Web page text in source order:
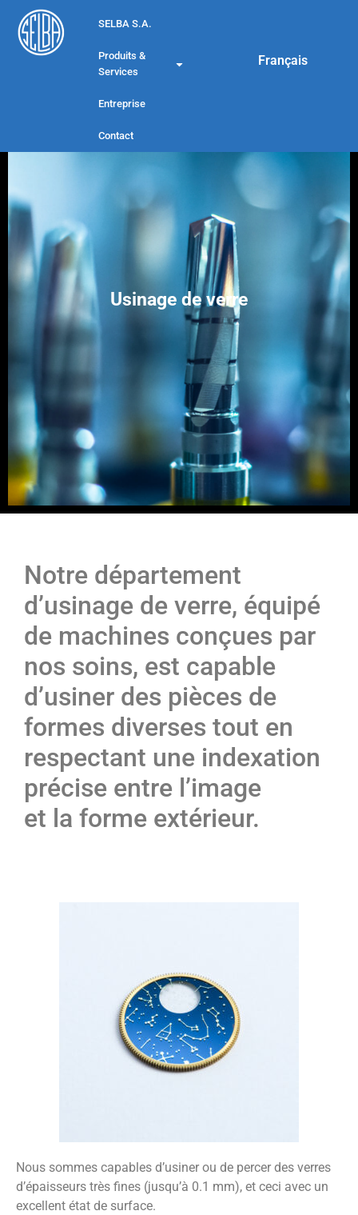
SELBA S.A.
Produits &
Services
Entreprise
Contact
Français
English
Usinage de verre
Notre département
d’usinage de verre, équipé
de machines conçues par
nos soins, est capable
d’usiner des pièces de
formes diverses tout en
respectant une indexation
précise entre l’image
et la forme extérieur.
Nous sommes capables d’usiner ou de percer des verres
d’épaisseurs très fines (jusqu’à 0.1 mm), et ceci avec un
excellent état de surface.